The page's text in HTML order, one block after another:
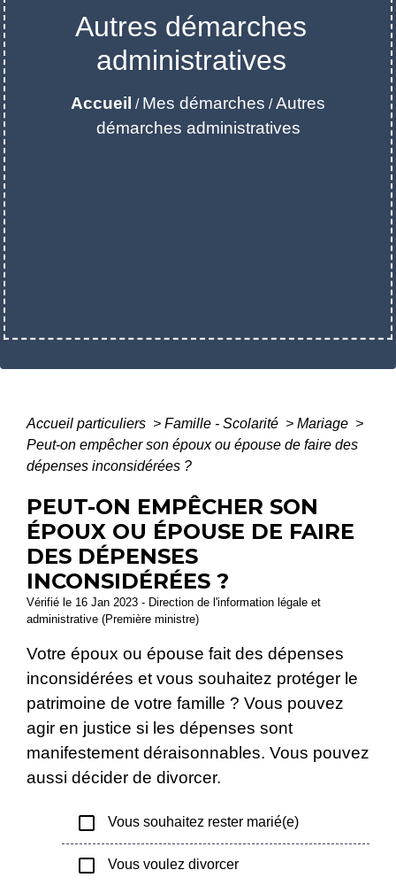
Autres démarches
administratives
Accueil / Mes démarches / Autres
démarches administratives
Accueil particuliers > Famille - Scolarité > Mariage >
Peut-on empêcher son époux ou épouse de faire des
dépenses inconsidérées ?
PEUT-ON EMPÊCHER SON
ÉPOUX OU ÉPOUSE DE FAIRE
DES DÉPENSES
INCONSIDÉRÉES ?
Vérifié le 16 Jan 2023 - Direction de l'information légale et
administrative (Première ministre)
Votre époux ou épouse fait des dépenses
inconsidérées et vous souhaitez protéger le
patrimoine de votre famille ? Vous pouvez
agir en justice si les dépenses sont
manifestement déraisonnables. Vous pouvez
aussi décider de divorcer.
check_box_outline_blank Vous souhaitez rester marié(e)
check_box_outline_blank Vous voulez divorcer